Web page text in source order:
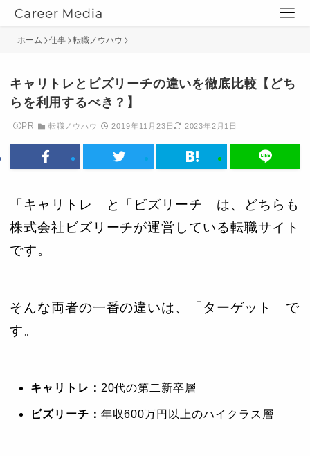
ホーム 仕事 転職ノウハウ
キャリトレとビズリーチの違いを徹底比較【どち
らを利用するべき？】
PR 転職ノウハウ 2019年11月23日 2023年2月1日
「キャリトレ」と「ビズリーチ」は、どちらも
株式会社ビズリーチが運営している転職サイト
です。
そんな両者の一番の違いは、「ターゲット」で
す。
キャリトレ： 20代の第二新卒層
ビズリーチ： 年収600万円以上のハイクラス層